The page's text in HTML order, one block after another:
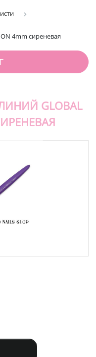
4mm сиреневая
GLOBAL